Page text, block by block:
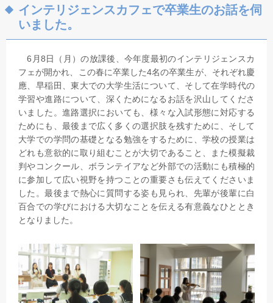
インテリジェンスカフェで卒業生のお話を伺
いました。
6月8日（月）の放課後、今年度最初のインテリジェンスカ
フェが開かれ、この春に卒業した4名の卒業生が、それぞれ慶
應、早稲田、東大での大学生活について、そして在学時代の
学習や進路について、深くためになるお話を沢山してくださ
いました。進路選択においても、様々な入試形態に対応する
ためにも、最後まで広く多くの選択肢を残すために、そして
大学での学問の基礎となる勉強をするために、学校の授業は
どれも意欲的に取り組むことが大切であること、また模擬裁
判やコンクール、ボランテイアなど外部での活動にも積極的
に参加して広い視野を持つことの重要さも伝えてくださいま
した。最後まで熱心に質問する姿も見られ、先輩が後輩に白
百合での学びにおける大切なことを伝える有意義なひととき
となりました。